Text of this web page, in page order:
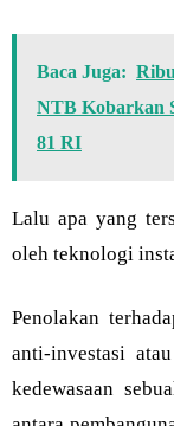
Baca Juga:
NTB Kobarkan
81 RI
Lalu apa yang
oleh teknologi
Penolakan
anti-investasi
kedewasaan